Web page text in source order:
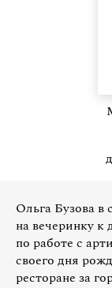
Ольга Бузова в
на вечеринку
по работе с
своего дня
ресторане за